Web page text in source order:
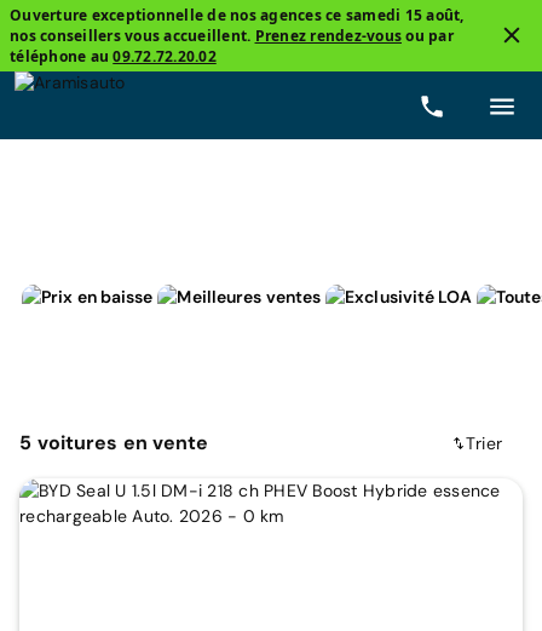
Ouverture exceptionnelle de nos agences ce samedi 15 août,
nos conseillers vous accueillent. Prenez rendez-vousou par
téléphone au09.72.72.20.02
Carburants
5 voitures en vente Trier